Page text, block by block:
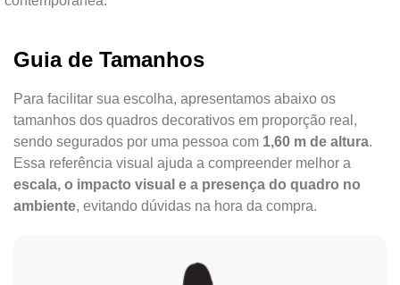
Guia de Tamanhos
Para facilitar sua escolha, apresentamos abaixo os
tamanhos dos quadros decorativos em proporção real,
sendo segurados por uma pessoa com 1,60 m de altura.
Essa referência visual ajuda a compreender melhor a
escala, o impacto visual e a presença do quadro no
ambiente, evitando dúvidas na hora da compra.